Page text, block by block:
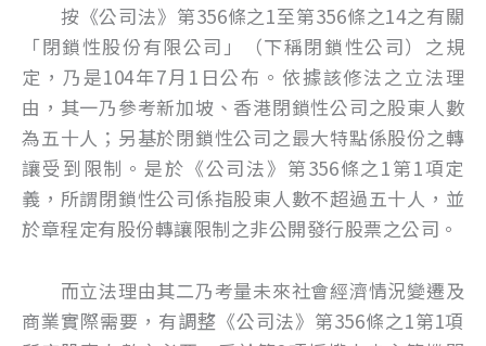
按《公司法》第356條之1至第356條之14之有關
「閉鎖性股份有限公司」（下稱閉鎖性公司）之規
定，乃是104年7月1日公布。依據該修法之立法理
由，其一乃參考新加坡、香港閉鎖性公司之股東人數
為五十人；另基於閉鎖性公司之最大特點係股份之轉
讓受到限制。是於《公司法》第356條之1第1項定
義，所謂閉鎖性公司係指股東人數不超過五十人，並
於章程定有股份轉讓限制之非公開發行股票之公司。
而立法理由其二乃考量未來社會經濟情況變遷及
商業實際需要，有調整《公司法》第356條之1第1項